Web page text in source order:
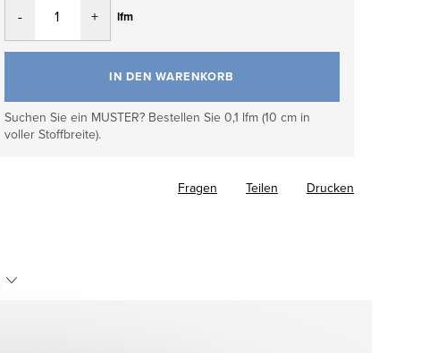
lfm
IN DEN WARENKORB
Suchen Sie ein MUSTER? Bestellen Sie 0,1 lfm (10 cm in
voller Stoffbreite).
Drucken
Fragen Teilen